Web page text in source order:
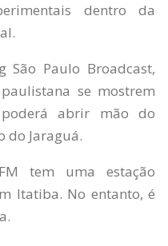
dentro da
São Paulo Broadcast,
se mostrem
abrir mão do
do Jaraguá.
tem uma estação
Itatiba. No entanto, é